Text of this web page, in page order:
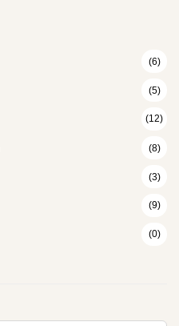
(6)
(5)
(12)
(8)
(3)
(9)
(0)